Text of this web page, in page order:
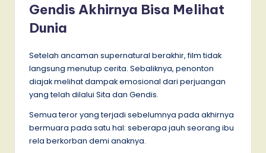
Gendis Akhirnya Bisa Melihat
Dunia
Setelah ancaman supernatural berakhir, film tidak
langsung menutup cerita. Sebaliknya, penonton
diajak melihat dampak emosional dari perjuangan
yang telah dilalui Sita dan Gendis.
Semua teror yang terjadi sebelumnya pada akhirnya
bermuara pada satu hal: seberapa jauh seorang ibu
rela berkorban demi anaknya.